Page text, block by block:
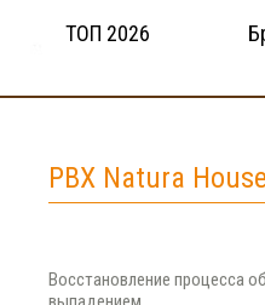
ТОП 2026
PBX Natura House
Восстановление процесса